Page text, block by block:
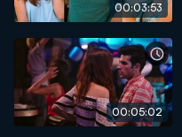
00:03:53
00:05:02